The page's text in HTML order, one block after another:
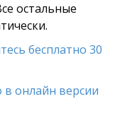
остальные
бесплатно 30
в онлайн версии